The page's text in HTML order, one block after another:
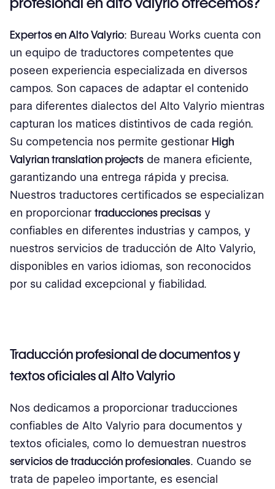
Expertos en Alto Valyrio: Bureau Works cuenta con
un equipo de traductores competentes que
poseen experiencia especializada en diversos
campos. Son capaces de adaptar el contenido
para diferentes dialectos del Alto Valyrio mientras
capturan los matices distintivos de cada región.
Su competencia nos permite gestionar High
Valyrian translation projects de manera eficiente,
garantizando una entrega rápida y precisa.
Nuestros traductores certificados se especializan
en proporcionar traducciones precisas y
confiables en diferentes industrias y campos, y
nuestros servicios de traducción de Alto Valyrio,
disponibles en varios idiomas, son reconocidos
por su calidad excepcional y fiabilidad.
Traducción profesional de documentos y
textos oficiales al Alto Valyrio
Nos dedicamos a proporcionar traducciones
confiables de Alto Valyrio para documentos y
textos oficiales, como lo demuestran nuestros
servicios de traducción profesionales. Cuando se
trata de papeleo importante, es esencial